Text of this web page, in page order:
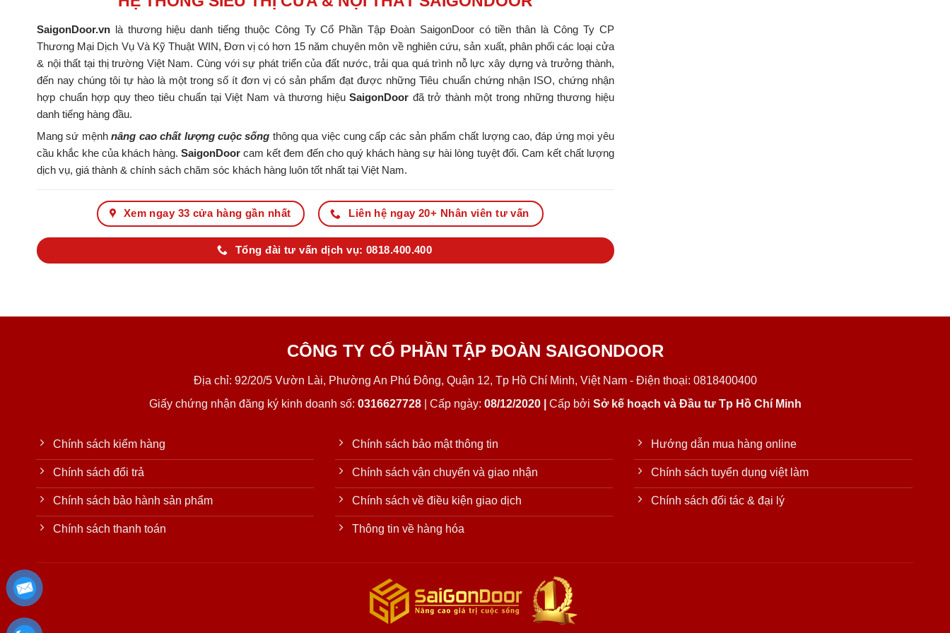
SaigonDoor.vn là thương hiệu danh tiếng thuộc Công Ty Cổ Phần Tập Đoàn SaigonDoor có tiền thân là Công Ty CP
Thương Mại Dịch Vụ Và Kỹ Thuật WIN, Đơn vị có hơn 15 năm chuyên môn về nghiên cứu, sản xuất, phân phối các loại cửa
& nội thất tại thị trường Việt Nam. Cùng với sự phát triển của đất nước, trải qua quá trình nỗ lực xây dựng và trưởng thành,
đến nay chúng tôi tự hào là một trong số ít đơn vị có sản phẩm đạt được những Tiêu chuẩn chứng nhận ISO, chứng nhận
hợp chuẩn hợp quy theo tiêu chuẩn tại Việt Nam và thương hiệuSaigonDoor đã trở thành một trong những thương hiệu
danh tiếng hàng đầu.
Mang sứ mệnhnâng cao chất lượng cuộc sống thông qua việc cung cấp các sản phẩm chất lượng cao, đáp ứng mọi yêu
cầu khắc khe của khách hàng.SaigonDoor cam kết đem đến cho quý khách hàng sự hài lòng tuyệt đối. Cam kết chất lượng
dịch vụ, giá thành & chính sách chăm sóc khách hàng luôn tốt nhất tại Việt Nam.
Xem ngay 33 cửa hàng gần nhất Liên hệ ngay 20+ Nhân viên tư vấn
Tổng đài tư vấn dịch vụ: 0818.400.400
CÔNG TY CỔ PHẦN TẬP ĐOÀN SAIGONDOOR
Địa chỉ: 92/20/5 Vườn Lài, Phường An Phú Đông, Quận 12, Tp Hồ Chí Minh, Việt Nam - Điện thoại: 0818400400
Giấy chứng nhận đăng ký kinh doanh số: 0316627728| Cấp ngày: 08/12/2020 | Cấp bởi Sở kế hoạch và Đầu tư Tp Hồ Chí Minh
Chính sách kiểm hàng
Chính sách đổi trả
Chính sách bảo hành sản phẩm
Chính sách thanh toán
Chính sách bảo mật thông tin
Chính sách vận chuyển và giao nhận
Chính sách về điều kiện giao dịch
Thông tin về hàng hóa
Hướng dẫn mua hàng online
Chính sách tuyển dụng việt làm
Chính sách đối tác & đại lý